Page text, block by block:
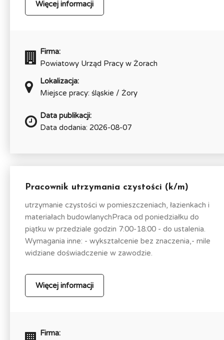
Więcej informacji
Firma:
Powiatowy Urząd Pracy w Żorach
Lokalizacja:
Miejsce pracy: śląskie / Żory
Data publikacji:
Data dodania: 2026-08-07
Pracownik utrzymania czystości (k/m)
utrzymanie czystości w pomieszczeniach, łazienkach i
materiałach budowlanychPraca od poniedziałku do
piątku w przedziale godzin 7:00-18:00 - do ustalenia.
Wymagania inne: - wykształcenie bez znaczenia,- mile
widziane doświadczenie w zawodzie.
Więcej informacji
Firma: